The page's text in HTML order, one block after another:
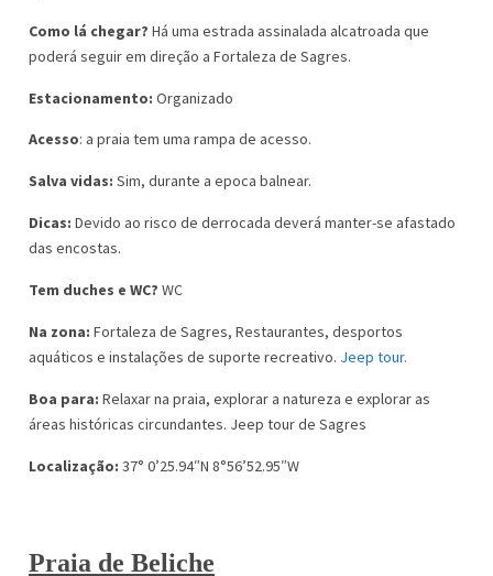
Como lá chegar? Há uma estrada assinalada alcatroada que
poderá seguir em direção a Fortaleza de Sagres.
Estacionamento: Organizado
Acesso: a praia tem uma rampa de acesso.
Salva vidas: Sim, durante a epoca balnear.
Dicas: Devido ao risco de derrocada deverá manter-se afastado
das encostas.
Tem duches e WC? WC
Na zona: Fortaleza de Sagres, Restaurantes, desportos
aquáticos e instalações de suporte recreativo. Jeep tour.
Boa para: Relaxar na praia, explorar a natureza e explorar as
áreas históricas circundantes. Jeep tour de Sagres
Localização: 37° 0’25.94″N 8°56’52.95″W
Praia de Beliche